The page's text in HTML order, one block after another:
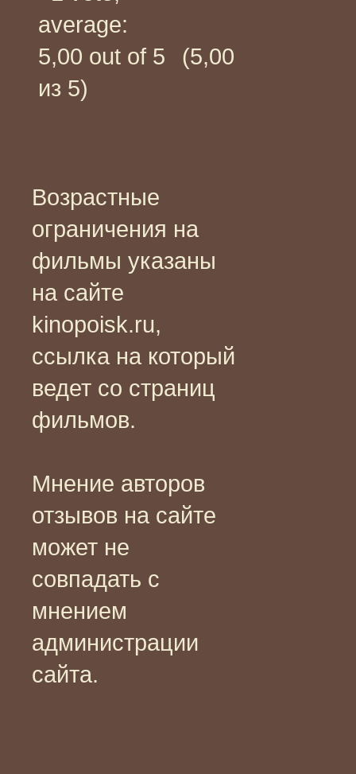
(5,00
из 5)
Возрастные
ограничения на
фильмы указаны
на сайте
kinopoisk.ru,
ссылка на который
ведет со страниц
фильмов.
Мнение авторов
отзывов на сайте
может не
совпадать с
мнением
администрации
сайта.